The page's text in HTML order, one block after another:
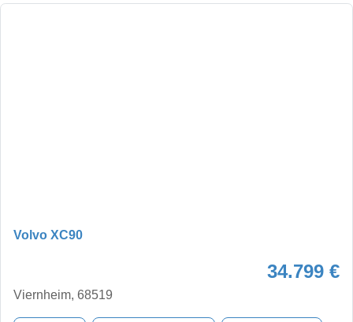
Volvo XC90
34.799 €
Viernheim, 68519